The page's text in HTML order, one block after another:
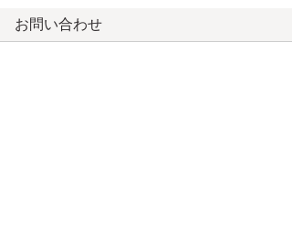
お問い合わせ